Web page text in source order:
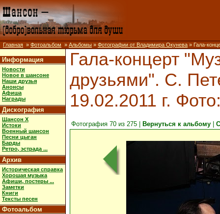
Главная » Фотоальбом » Альбомы » Фотографии от Владимира Окунева » Гала-
Информация
Новости
Новое в шансоне
Наши друзья
Анонсы
Афиша
Награды
Дискография
Шансон X
Истоки
Военный шансон
Песни цыган
Барды
Ретро, эстрада ...
Архив
Историческая справка
Хорошая музыка
Афиши, постеры ...
Заметки
Книги
Тексты песен
Фотоальбом
Гала-концерт
друзьями". С.
19.02.2011 г.
Фотография 70 из 275 | Вернуться к альбому